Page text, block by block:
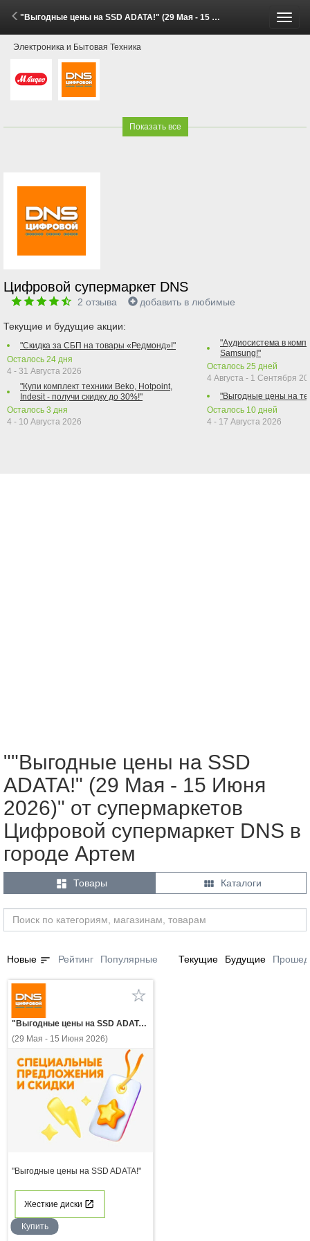
"Выгодные цены на SSD ADATA!" (29 Мая - 15 Июня 2026)
Электроника и Бытовая Техника
Показать все
Цифровой супермаркет DNS
2 отзыва добавить в любимые
Текущие и будущие акции:
"Скидка за СБП на товары «Редмонд»!"
Осталось 24 дня
4 - 31 Августа 2026
"Купи комплект техники Beko, Hotpoint,
Indesit - получи скидку до 30%!"
Осталось 3 дня
4 - 10 Августа 2026
"Аудиосистема в
Samsung!"
Осталось 25 дней
4 Августа - 1 Сентября
"Выгодные цены на
Осталось 10 дней
4 - 17 Августа 2026
""Выгодные цены на SSD
ADATA!" (29 Мая - 15 Июня
2026)" от супермаркетов
Цифровой супермаркет DNS в
городе Артем
 Товары  Каталоги
Новые sort Рейтинг Популярные Текущие Будущие
"Выгодные цены на SSD ADATA!"
(29 Мая - 15 Июня 2026)
"Выгодные цены на SSD ADATA!"
Жесткие диски
Купить